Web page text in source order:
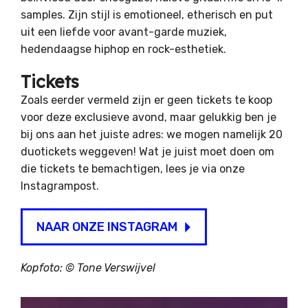
samples. Zijn stijl is emotioneel, etherisch en put
uit een liefde voor avant-garde muziek,
hedendaagse hiphop en rock-esthetiek.
Tickets
Zoals eerder vermeld zijn er geen tickets te koop
voor deze exclusieve avond, maar gelukkig ben je
bij ons aan het juiste adres: we mogen namelijk 20
duotickets weggeven! Wat je juist moet doen om
die tickets te bemachtigen, lees je via onze
Instagrampost.
NAAR ONZE INSTAGRAM
Kopfoto: © Tone Verswijvel